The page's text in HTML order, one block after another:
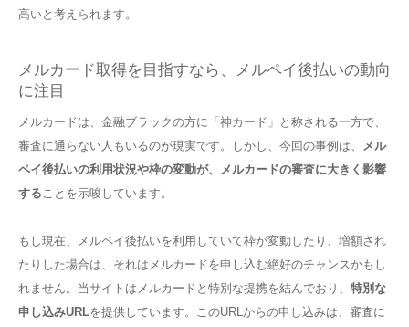
高いと考えられます。
メルカード取得を目指すなら、メルペイ後払いの動向
に注目
メルカードは、金融ブラックの方に「神カード」と称される一方で、
審査に通らない人もいるのが現実です。しかし、今回の事例は、
メル
ペイ後払いの利用状況や枠の変動が、メルカードの審査に大きく影響
する ことを示唆しています。
もし現在、メルペイ後払いを利用していて枠が変動したり、増額され
たりした場合は、それはメルカードを申し込む絶好のチャンスかもし
れません。当サイトはメルカードと特別な提携を結んでおり、 特別な
申し込みURLを提供しています。このURLからの申し込みは、審査に